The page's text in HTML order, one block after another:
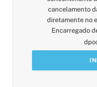
cancelamento
diretamente no
Encarregado